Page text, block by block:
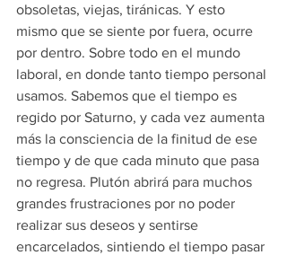
obsoletas, viejas, tiránicas. Y esto
mismo que se siente por fuera, ocurre
por dentro. Sobre todo en el mundo
laboral, en donde tanto tiempo personal
usamos. Sabemos que el tiempo es
regido por Saturno, y cada vez aumenta
más la consciencia de la finitud de ese
tiempo y de que cada minuto que pasa
no regresa. Plutón abrirá para muchos
grandes frustraciones por no poder
realizar sus deseos y sentirse
encarcelados, sintiendo el tiempo pasar